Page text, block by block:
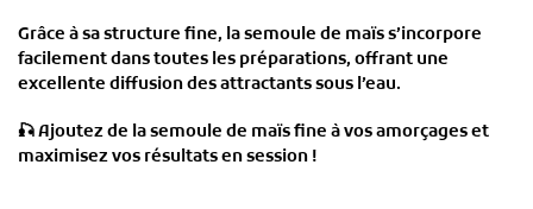
Grâce à sastructure fine, la semoule de maïs s’incorpore
facilement danstoutes les préparations, offrant une
excellente diffusion des attractantssous l’eau.
🎣Ajoutez de la semoule de maïs fine à vos amorçages et
maximisez vos résultats en session !